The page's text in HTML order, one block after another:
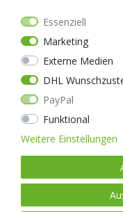
Ähnliche Artikel
Neuheit
Essenziell
Marketing
Externe Medien
DHL
PayPal
Funktional
Weitere Einstellungen